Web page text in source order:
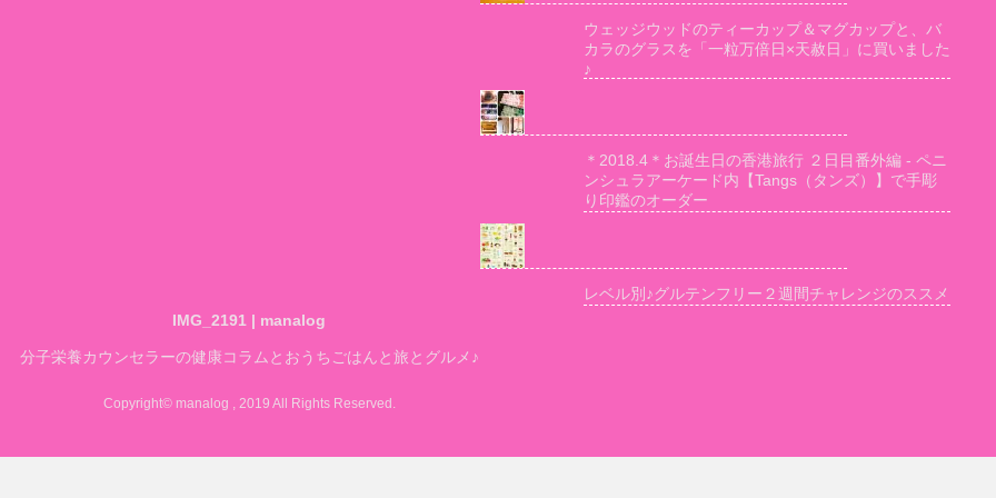
ウェッジウッドのティーカップ＆マグカップと、バ
カラのグラスを「一粒万倍日×天赦日」に買いました
♪
＊2018.4＊お誕生日の香港旅行 ２日目番外編 - ペニ
ンシュラアーケード内【Tangs（タンズ）】で手彫
り印鑑のオーダー
レベル別♪グルテンフリー２週間チャレンジのススメ
IMG_2191 | manalog
分子栄養カウンセラーの健康コラムとおうちごはんと旅とグルメ♪
Copyright© manalog , 2019 All Rights Reserved.